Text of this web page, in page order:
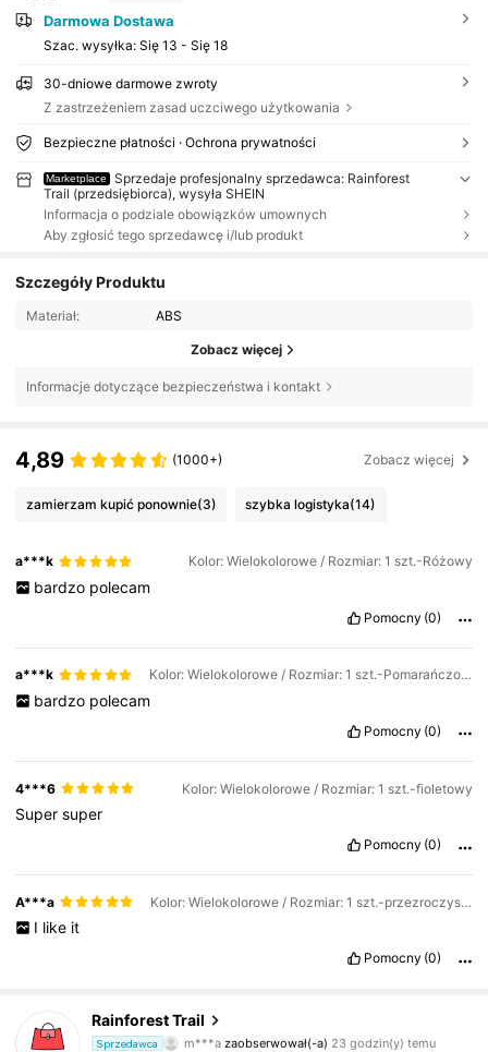
Darmowa Dostawa
Szac. wysyłka: Się 13 - Się 18
30-dniowe darmowe zwroty
Z zastrzeżeniem zasad uczciwego użytkowania
Bezpieczne płatności · Ochrona prywatności
Marketplace
Sprzedaje profesjonalny sprzedawca: Rainforest
Trail (przedsiębiorca), wysyła SHEIN
Informacja o podziale obowiązków umownych
Aby zgłosić tego sprzedawcę i/lub produkt
Szczegóły Produktu
Materiał: ABS
Zobacz więcej
Informacje dotyczące bezpieczeństwa i kontakt
4,89 (1000+) Zobacz więcej
zamierzam kupić ponownie(3) szybka logistyka(14)
a***k Kolor: Wielokolorowe / Rozmiar: 1 szt.-Różowy
bardzo polecam
Pomocny (0)
a***k Kolor: Wielokolorowe / Rozmiar: 1 szt.-Pomarańczowy
bardzo polecam
Pomocny (0)
4***6 Kolor: Wielokolorowe / Rozmiar: 1 szt.-fioletowy
Supersuper
Pomocny (0)
A***a Kolor: Wielokolorowe / Rozmiar: 1 szt.-przezroczysty
I like it
Pomocny (0)
Rainforest Trail
Sprzedawca
m***a
L***eprzegląda